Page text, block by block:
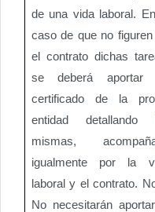
de una vida laboral.
caso de que no
el contrato dichas
se deberá aportar
certificado de la
entidad detallando
mismas,
igualmente por la
laboral y el contrato.
No necesitarán